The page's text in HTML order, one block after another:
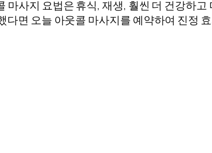
마사지 요법은 휴식, 재생, 훨씬 더 건강하
다면 오늘 아웃콜 마사지를 예약하여 진정